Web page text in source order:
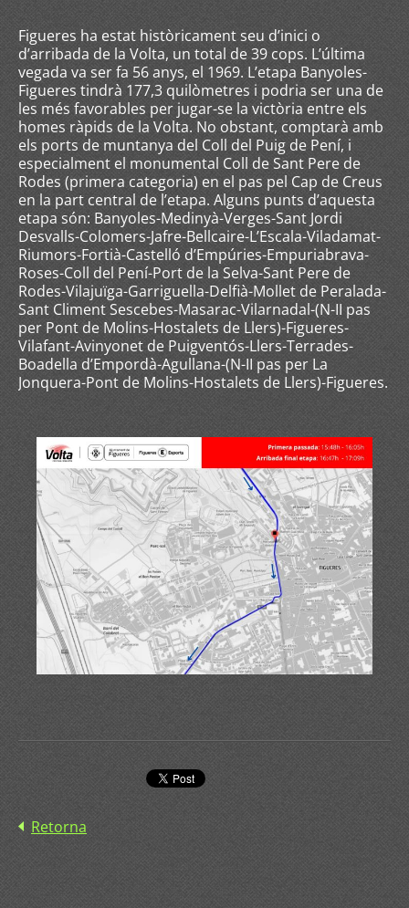
Figueres ha estat històricament seu d’inici o
d’arribada de la Volta, un total de 39 cops. L’última
vegada va ser fa 56 anys, el 1969. L’etapa Banyoles-
Figueres tindrà 177,3 quilòmetres i podria ser una de
les més favorables per jugar-se la victòria entre els
homes ràpids de la Volta. No obstant, comptarà amb
els ports de muntanya del Coll del Puig de Pení, i
especialment el monumental Coll de Sant Pere de
Rodes (primera categoria) en el pas pel Cap de Creus
en la part central de l’etapa. Alguns punts d’aquesta
etapa són: Banyoles-Medinyà-Verges-Sant Jordi
Desvalls-Colomers-Jafre-Bellcaire-L’Escala-Viladamat-
Riumors-Fortià-Castelló d’Empúries-Empuriabrava-
Roses-Coll del Pení-Port de la Selva-Sant Pere de
Rodes-Vilajuïga-Garriguella-Delfià-Mollet de Peralada-
Sant Climent Sescebes-Masarac-Vilarnadal-(N-II pas
per Pont de Molins-Hostalets de Llers)-Figueres-
Vilafant-Avinyonet de Puigventós-Llers-Terrades-
Boadella d’Empordà-Agullana-(N-II pas per La
Jonquera-Pont de Molins-Hostalets de Llers)-Figueres.
Retorna